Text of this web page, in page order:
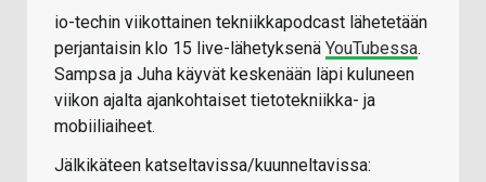
io-techin viikottainen tekniikkapodcast lähetetään
perjantaisin klo 15 live-lähetyksenä YouTubessa.
Sampsa ja Juha käyvät keskenään läpi kuluneen
viikon ajalta ajankohtaiset tietotekniikka- ja
mobiiliaiheet.
Jälkikäteen katseltavissa/kuunneltavissa: